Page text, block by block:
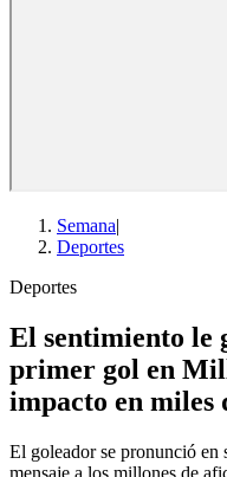
Semana|
Deportes
Deportes
El sentimiento le
primer gol en
impacto en miles
El goleador se pronunció en
mensaje a los millones de